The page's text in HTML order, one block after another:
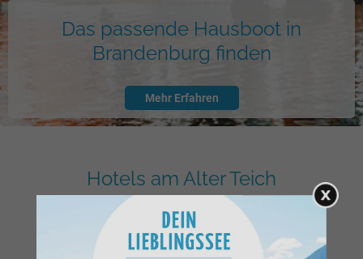
Das passende Hausboot in
Brandenburg finden
Mehr Erfahren
Hotels am Alter Teich